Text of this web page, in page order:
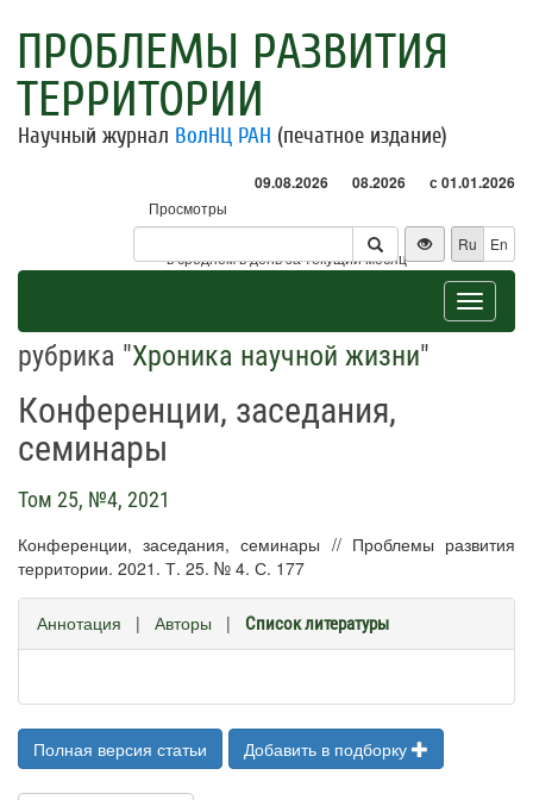
ПРОБЛЕМЫ РАЗВИТИЯ
ТЕРРИТОРИИ
Научный журнал ВолНЦ РАН (печатное издание)
09.08.2026 08.2026 с 01.01.2026
Просмотры
Посетители
* - в среднем в день за текущий месяц
Ru En
Toggle
рубрика "Хроника научной жизни"
Конференции, заседания,
семинары
Том 25, №4, 2021
Конференции, заседания, семинары // Проблемы развития
территории. 2021. Т. 25. № 4. С. 177
Аннотация | Авторы | Список литературы
Полная версия статьи Добавить в подборку